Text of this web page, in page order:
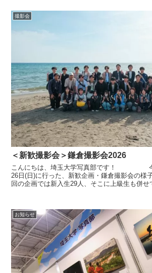
撮影会
＜新歓撮影会＞鎌倉撮影会2026
こんにちは、埼玉大学写真部です！ 今
26日(日)に行った、新歓企画・鎌倉撮影会の様
回の企画では新入生29人、そこに上級生も併せ
お知らせ